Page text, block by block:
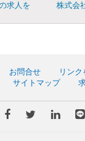
求人を
株式会
お問合せ
リン
サイトマップ